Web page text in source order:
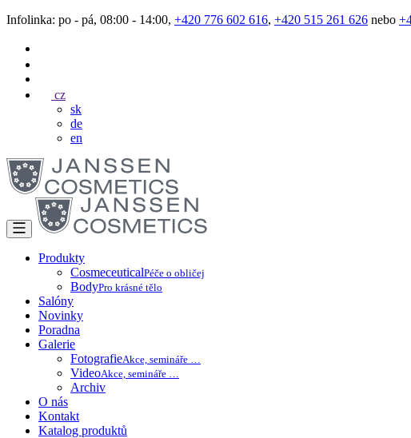
Infolinka: po - pá, 08:00 - 14:00, +420 776 602 616, +420 515 261 626 nebo
cz
sk
de
en
Produkty
CosmeceuticalPéče o obličej
BodyPro krásné tělo
Salóny
Novinky
Poradna
Galerie
FotografieAkce, semináře …
VideoAkce, semináře …
Archiv
O nás
Kontakt
Katalog produktů